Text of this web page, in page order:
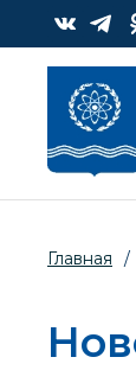
Главная /